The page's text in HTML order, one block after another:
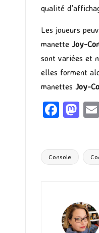
qualité
Les joueurs
manette Joy-
sont variées et
elles forment
manettes Joy-
Fa
o
M
d
Tags:
Console